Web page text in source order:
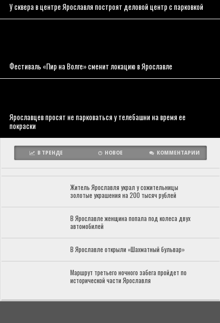
У сквера в центре Ярославля построят деловой центр с парковкой
Фестиваль «Пир на Волге» сменит локацию в Ярославле
Ярославцев просят не парковаться у телебашни на время ее
покраски
В ТРЕНДЕ НОВОЕ КОММЕНТАРИИ
Житель Ярославля украл у сожительницы
золотые украшения на 200 тысяч рублей
В Ярославле женщина попала под колеса двух
автомобилей
В Ярославле открыли «Шахматный бульвар»
Маршрут третьего ночного забега пройдет по
исторической части Ярославля